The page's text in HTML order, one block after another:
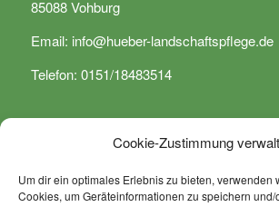
Cookie-Zustimmung
Um dir ein optimales Erlebnis zu bieten, verwenden
Cookies, um Geräteinformationen zu speichern
85088 Vohburg
Email: info@hueber-landschaftspflege.de
Telefon: 0151/18483514
WIR SIND SPEZIALISIERT …